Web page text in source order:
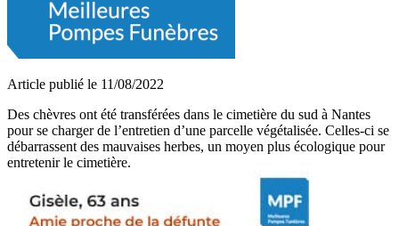
Article publié le 11/08/2022
Des chèvres ont été transférées dans le cimetière du sud à Nantes
pour se charger de l’entretien d’une parcelle végétalisée. Celles-ci se
débarrassent des mauvaises herbes, un moyen plus écologique pour
entretenir le cimetière.